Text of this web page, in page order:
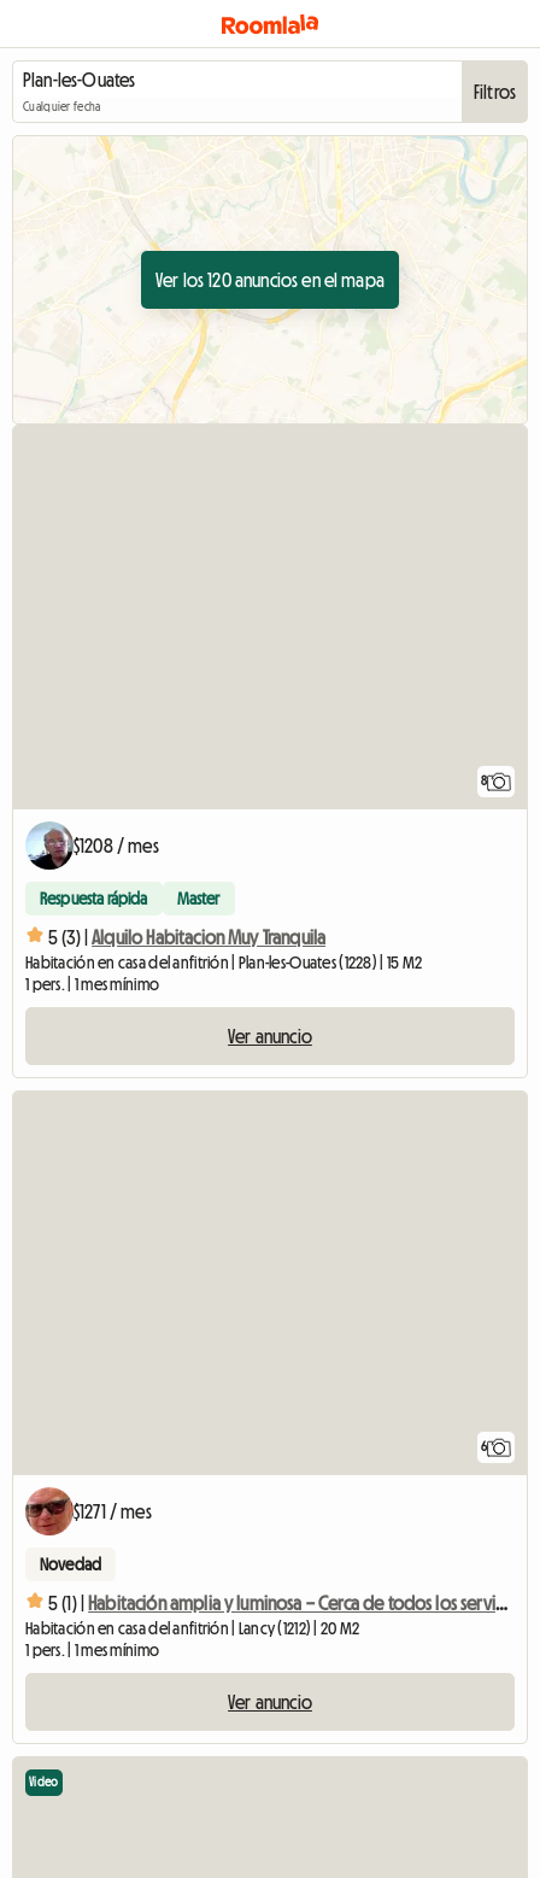
Cualquier fecha
Filtros
Ver los 120 anuncios en el mapa
8
$1208 / mes
Respuesta rápida Master
5 (3) | Alquilo Habitacion Muy Tranquila
Habitación en casa del anfitrión | Plan-les-Ouates (1228) | 15 M2
1 pers. | 1 mes mínimo
Ver anuncio
6
$1271 / mes
Novedad
5 (1) | Habitación amplia y luminosa – Cerca de todos los servicios
Habitación en casa del anfitrión | Lancy (1212) | 20 M2
1 pers. | 1 mes mínimo
Ver anuncio
Video